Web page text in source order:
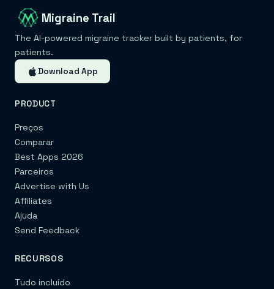
Migraine Trail
The AI-powered migraine tracker built by patients, for
patients.
Download App
PRODUCT
Preços
Comparar
Best Apps 2026
Parceiros
Advertise with Us
Affiliates
Ajuda
Send Feedback
RECURSOS
Tudo incluído